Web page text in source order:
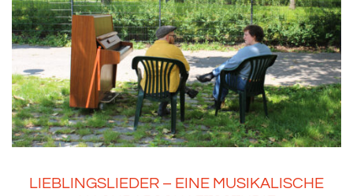
LIEBLINGSLIEDER – EINE MUSIKALISCHE